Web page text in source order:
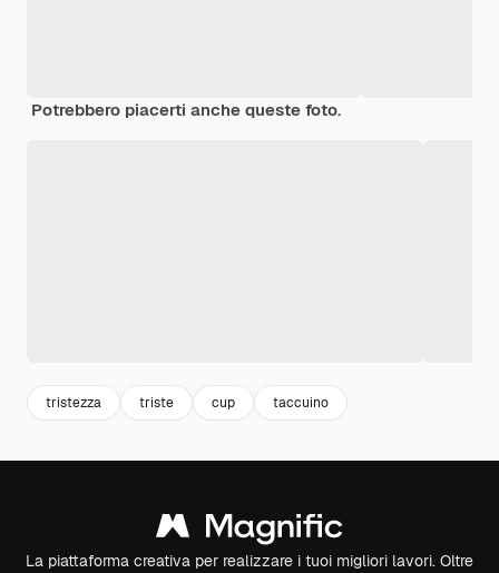
Potrebbero piacerti anche queste foto.
tristezza triste cup taccuino
La piattaforma creativa per realizzare i tuoi migliori lavori. Oltre